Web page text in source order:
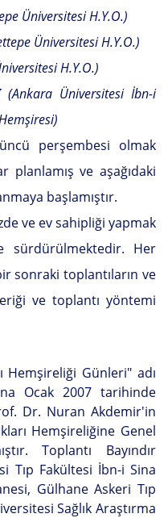
Üniversitesi H.Y.O.)
Üniversitesi H.Y.O.)
H.Y.O.)
(Ankara Üniversitesi İbn-i
perşembesi olmak
planlamış ve aşağıdaki
başlamıştır.
ve ev sahipliği yapmak
sürdürülmektedir. Her
sonraki toplantıların ve
ve toplantı yöntemi
Hemşireliği Günleri" adı
Ocak 2007 tarihinde
Dr. Nuran Akdemir'in
Hemşireliğine Genel
Toplantı Bayındır
Tıp Fakültesi İbn-i Sina
Gülhane Askeri Tıp
Sağlık Araştırma